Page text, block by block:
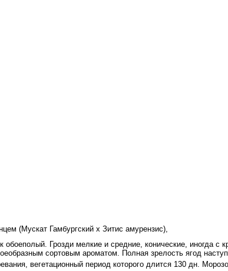
(Мускат Гамбургский х Зитис амурензис),
Грозди мелкие и средние, конические, иногда с
сорто­вым ароматом. Полная зрелость ягод
вегетационный период которого длится 130 дн.